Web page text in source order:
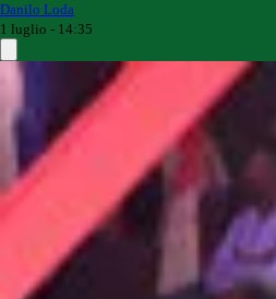
Danilo Loda
1 luglio - 14:35